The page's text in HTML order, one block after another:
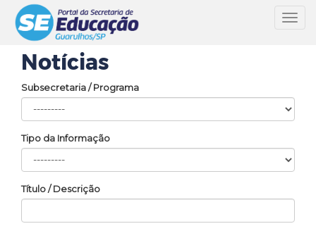
Notícias
Subsecretaria / Programa
Tipo da Informação
Título / Descrição